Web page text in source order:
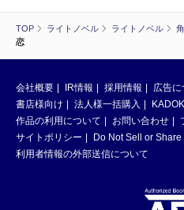
TOP ライトノベル ライトノベル
恋
会社概要 IR情報 採用情報 広告に
書店様向け
法人様一括購入
作品の利用について
お問い合わせ
サイトポリシー
Do Not Sell or
利用者情報の外部送信について